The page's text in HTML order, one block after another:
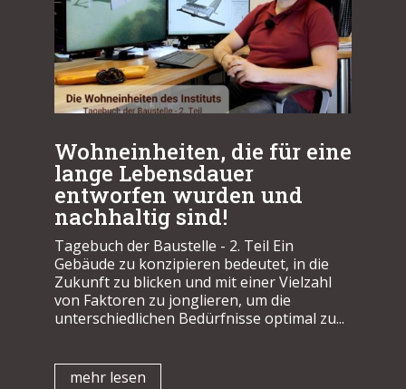
Wohneinheiten, die für eine
lange Lebensdauer
entworfen wurden und
nachhaltig sind!
Tagebuch der Baustelle - 2. Teil Ein
Gebäude zu konzipieren bedeutet, in die
Zukunft zu blicken und mit einer Vielzahl
von Faktoren zu jonglieren, um die
unterschiedlichen Bedürfnisse optimal zu...
mehr lesen